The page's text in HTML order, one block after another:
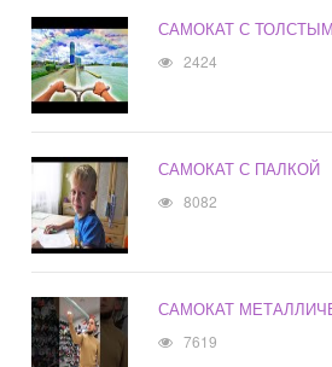
САМОКАТ С
2424
САМОКАТ С ПАЛКОЙ
8082
САМОКАТ
7619